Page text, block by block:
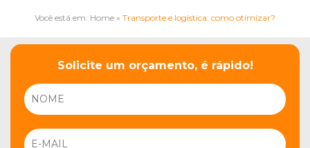
Você está em: Home » Transporte e logística: como otimizar?
Solicite um orçamento, é rápido!